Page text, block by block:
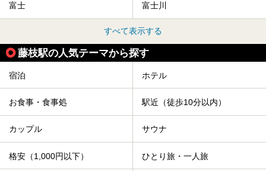
富士 富士川
すべて表示する
藤枝駅の人気テーマから探す
宿泊 ホテル
お食事・食事処 駅近（徒歩10分以内）
カップル サウナ
格安（1,000円以下） ひとり旅・一人旅